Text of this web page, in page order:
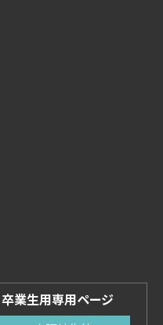
業生用専用ページ